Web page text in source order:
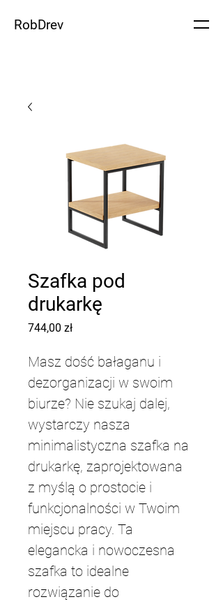
RobDrev
Szafka pod
drukarkę
744,00 złCena
Masz dość bałaganu i
dezorganizacji w swoim
biurze? Nie szukaj dalej,
wystarczy nasza
minimalistyczna szafka na
drukarkę, zaprojektowana
z myślą o prostocie i
funkcjonalności w Twoim
miejscu pracy. Ta
elegancka i nowoczesna
szafka to idealne
rozwiązanie do